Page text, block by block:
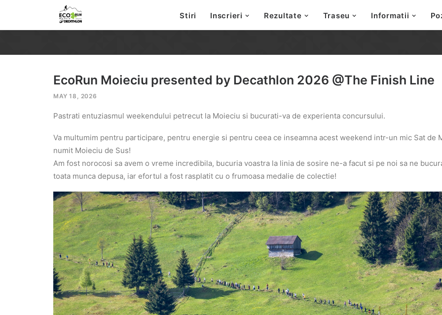
Stiri Inscrieri Rezultate Traseu Informatii
EcoRun Moieciu presented by Decathlon 2026 @The Finish Line
MAY 18, 2026
Pastrati entuziasmul weekendului petrecut la Moieciu si bucurati-va de experienta concursului.
Va multumim pentru participare, pentru energie si pentru ceea ce inseamna acest weekend intr-un mic Sat de
numit Moieciu de Sus!
Am fost norocosi sa avem o vreme incredibila, bucuria voastra la linia de sosire ne-a facut si pe noi sa ne
toata munca depusa, iar efortul a fost rasplatit cu o frumoasa medalie de colectie!